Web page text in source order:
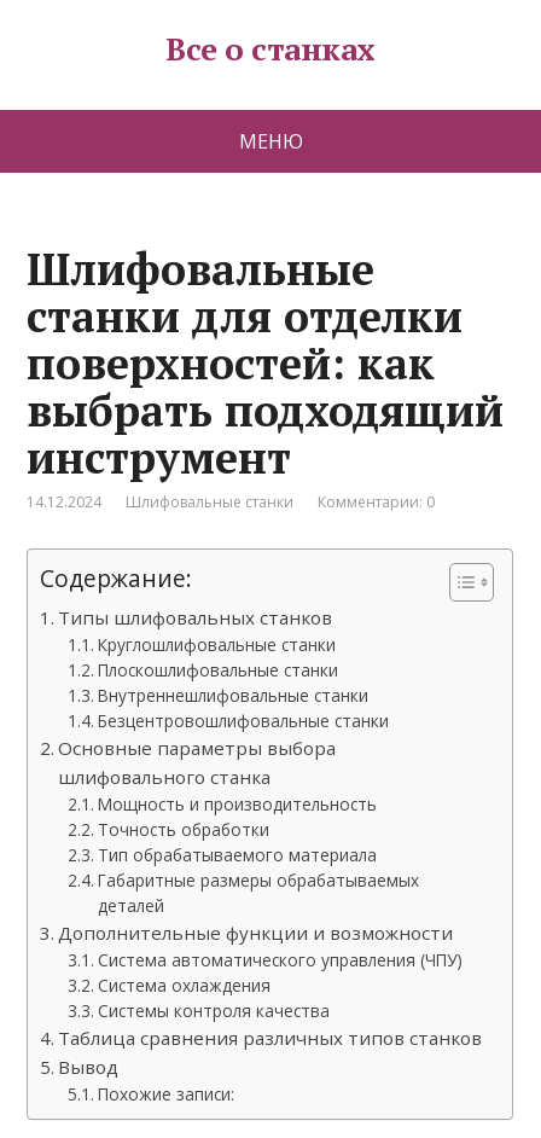
Все о станках
МЕНЮ
Шлифовальные
станки для отделки
поверхностей: как
выбрать подходящий
инструмент
14.12.2024 Шлифовальные станки Комментарии: 0
Содержание:
Типы шлифовальных станков
Круглошлифовальные станки
Плоскошлифовальные станки
Внутреннешлифовальные станки
Безцентровошлифовальные станки
Основные параметры выбора
шлифовального станка
Мощность и производительность
Точность обработки
Тип обрабатываемого материала
Габаритные размеры обрабатываемых
деталей
Дополнительные функции и возможности
Система автоматического управления (ЧПУ)
Система охлаждения
Системы контроля качества
Таблица сравнения различных типов станков
Вывод
Похожие записи: